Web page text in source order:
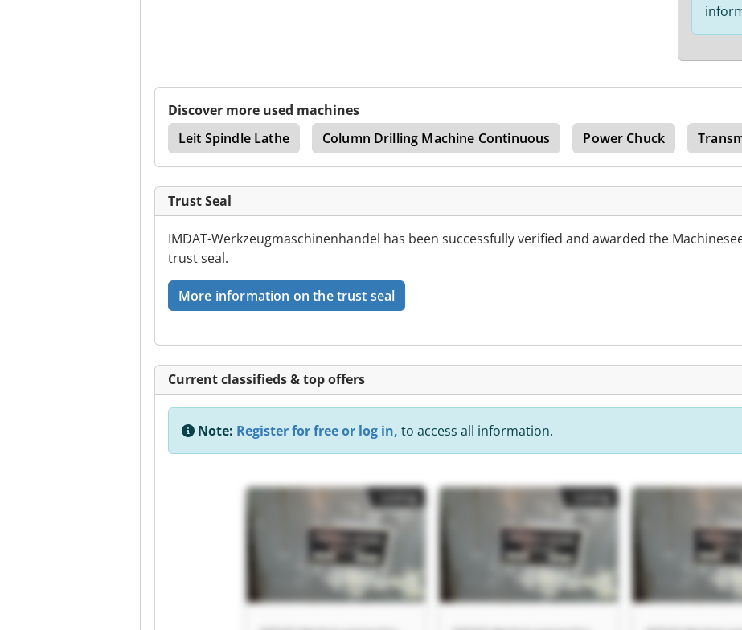
Discover more used machines
Leit Spindle Lathe
Column Drilling Machine Continuous Power Chuck
Trust Seal
IMDAT-Werkzeugmaschinenhandel has been successfully verified and awarded the
trust seal.
More information on the trust seal
Current classifieds & top offers
Note: Register for free or log in, to access all information.